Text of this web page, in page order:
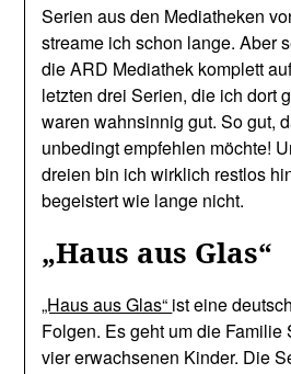
Serien aus den Mediatheken
streame ich schon lange. Aber
die ARD Mediathek komplett
letzten drei Serien, die ich dort
waren wahnsinnig gut. So gut,
unbedingt empfehlen möchte!
dreien bin ich wirklich restlos
begeistert wie lange nicht.
„Haus aus Glas“
„Haus aus Glas“ ist eine
Folgen. Es geht um die Familie
vier erwachsenen Kinder. Die